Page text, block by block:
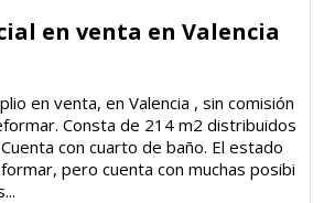
en venta en Valencia
en venta, en Valencia , sin comisión
Consta de 214 m2 distribuidos
con cuarto de baño. El estado
pero cuenta con muchas posibi